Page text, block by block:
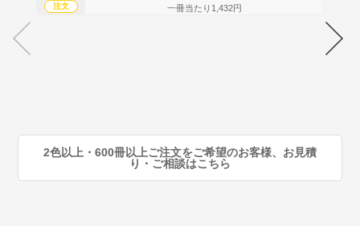
注文 一冊当たり1,432円
2色以上・600冊以上ご注文をご希望のお客様、お見積
り・ご相談はこちら